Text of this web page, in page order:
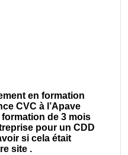
en formation
CVC à l’Apave
formation de 3 mois
pour un CDD
si cela était
site .